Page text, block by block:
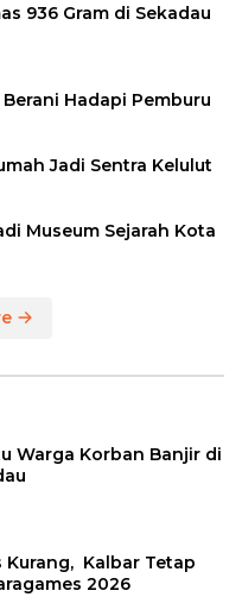
936 Gram di Sekadau
Hadapi Pemburu
Jadi Sentra Kelulut
Museum Sejarah Kota
Warga Korban Banjir di
Kalbar Tetap
2026